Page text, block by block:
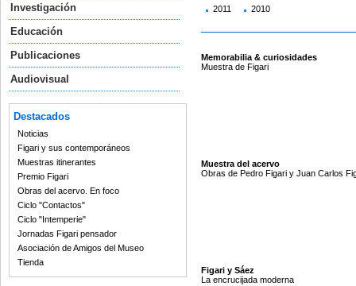
Investigación
Educación
Publicaciones
Audiovisual
Destacados
Noticias
Figari y sus contemporáneos
Muestras itinerantes
Premio Figari
Obras del acervo. En foco
Ciclo "Contactos"
Ciclo "Intemperie"
Jornadas Figari pensador
Asociación de Amigos del Museo
Tienda
2011 2010
Memorabilia & curiosidades
Muestra de Figari
Muestra del acervo
Obras de Pedro Figari y Juan Carlos
Figari y Sáez
La encrucijada moderna